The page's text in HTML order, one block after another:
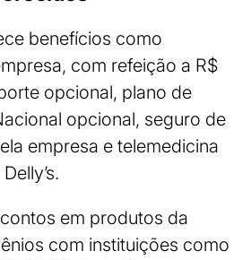
benefícios como
com refeição a R$
opcional, plano de
opcional, seguro de
empresa e telemedicina
em produtos da
com instituições como